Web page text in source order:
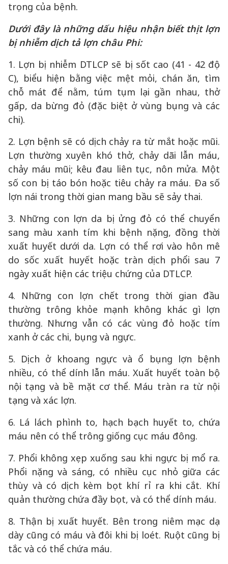
trọng của bệnh.
Dưới đây là những dấu hiệu nhận biết thịt lợn
bị nhiễm dịch tả lợn châu Phi:
1. Lợn bị nhiễm DTLCP sẽ bị sốt cao (41 - 42 độ
C), biểu hiện bằng việc mệt mỏi, chán ăn, tìm
chỗ mát để nằm, túm tụm lại gần nhau, thở
gấp, da bừng đỏ (đặc biệt ở vùng bụng và các
chi).
2. Lợn bệnh sẽ có dịch chảy ra từ mắt hoặc mũi.
Lợn thường xuyên khó thở, chảy dãi lẫn máu,
chảy máu mũi; kêu đau liên tục, nôn mửa. Một
số con bị táo bón hoặc tiêu chảy ra máu. Đa số
lợn nái trong thời gian mang bầu sẽ sảy thai.
3. Những con lợn da bị ửng đỏ có thể chuyển
sang màu xanh tím khi bệnh nặng, đồng thời
xuất huyết dưới da. Lợn có thể rơi vào hôn mê
do sốc xuất huyết hoặc tràn dịch phổi sau 7
ngày xuất hiện các triệu chứng của DTLCP.
4. Những con lợn chết trong thời gian đầu
thường trông khỏe mạnh không khác gì lợn
thường. Nhưng vẫn có các vùng đỏ hoặc tím
xanh ở các chi, bụng và ngực.
5. Dịch ở khoang ngực và ổ bụng lợn bệnh
nhiều, có thể dính lẫn máu. Xuất huyết toàn bộ
nội tạng và bề mặt cơ thể. Máu tràn ra từ nội
tạng và xác lợn.
6. Lá lách phình to, hạch bạch huyết to, chứa
máu nên có thể trông giống cục máu đông.
7. Phổi không xẹp xuống sau khi ngực bị mổ ra.
Phổi nặng và sáng, có nhiều cục nhỏ giữa các
thùy và có dịch kèm bọt khí rỉ ra khi cắt. Khí
quản thường chứa đầy bọt, và có thể dính máu.
8. Thận bị xuất huyết. Bên trong niêm mạc dạ
dày cũng có máu và đôi khi bị loét. Ruột cũng bị
tắc và có thể chứa máu.